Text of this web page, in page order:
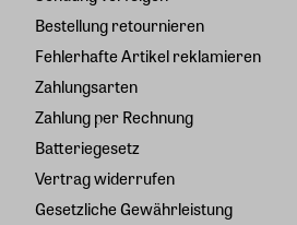
Bestellung retournieren
Fehlerhafte Artikel reklamieren
Zahlungsarten
Zahlung per Rechnung
Batteriegesetz
Vertrag widerrufen
Gesetzliche Gewährleistung